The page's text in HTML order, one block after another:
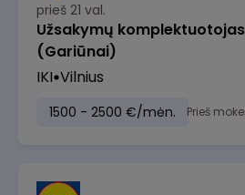
prieš 21 val.
Užsakymų
(Gariūnai)
IKI Vilnius
1500 - 2500 €/mėn. Prieš